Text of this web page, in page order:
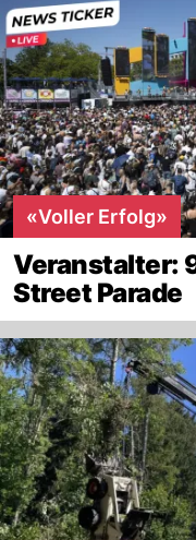
«Voller Erfolg»
Veranstalter:
Street Parade